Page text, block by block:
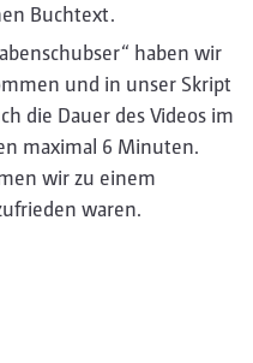
Buchtext.
haben wir
und in unser Skript
die Dauer des Videos im
maximal 6 Minuten.
wir zu einem
waren.